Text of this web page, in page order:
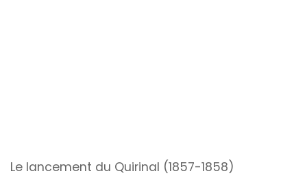
Le lancement du Quirinal (1857-1858)